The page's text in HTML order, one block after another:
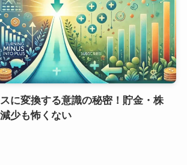
に変換する意識の秘密！貯金・株
少も怖くない